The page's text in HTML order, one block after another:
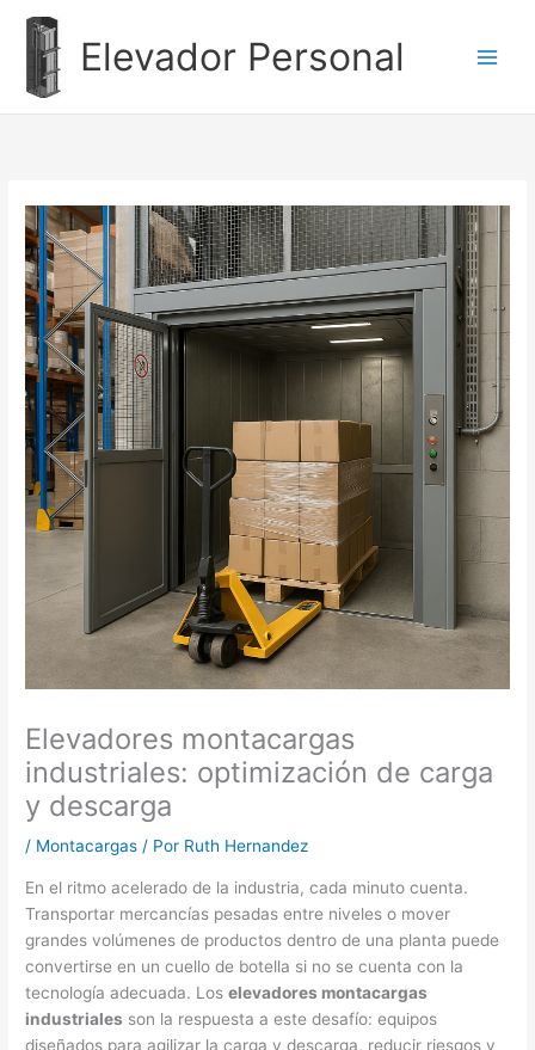
contenido
Elevador Personal
Elevadores montacargas
industriales: optimización de carga
y descarga
/ Montacargas / Por Ruth Hernandez
En el ritmo acelerado de la industria, cada minuto cuenta.
Transportar mercancías pesadas entre niveles o mover
grandes volúmenes de productos dentro de una planta puede
convertirse en un cuello de botella si no se cuenta con la
tecnología adecuada. Loselevadores montacargas
industriales son la respuesta a este desafío: equipos
diseñados para agilizar la carga y descarga, reducir riesgos y